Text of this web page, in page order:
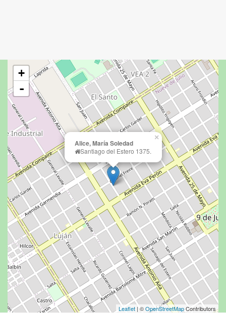
×
Alice, María Soledad
Santiago del Estero 1375.
+
-
Leaflet | ©OpenStreetMapContributors